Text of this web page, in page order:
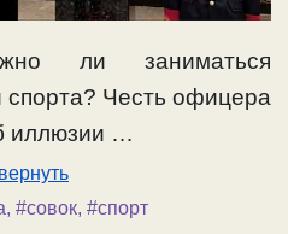
ли заниматься
Честь офицера
иллюзии …
, #совок, #спорт